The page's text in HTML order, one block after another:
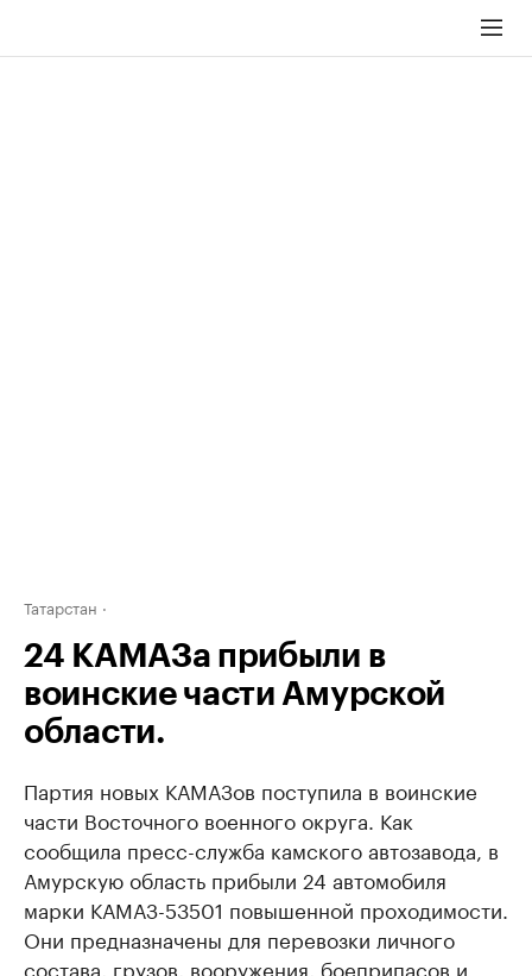
Татарстан
24 КАМАЗа прибыли в
воинские части Амурской
области.
Партия новых КАМАЗов поступила в воинские
части Восточного военного округа. Как
сообщила пресс-служба камского автозавода, в
Амурскую область прибыли 24 автомобиля
марки КАМАЗ-53501 повышенной проходимости.
Они предназначены для перевозки личного
состава, грузов, вооружения, боеприпасов и